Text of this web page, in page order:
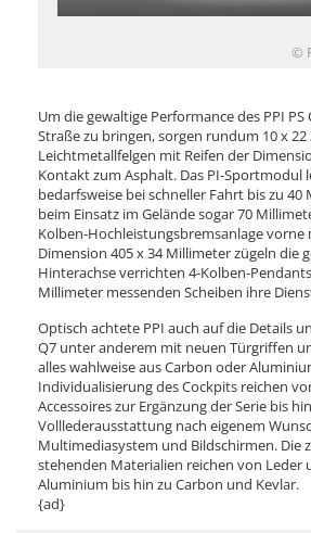
©
Um die gewaltige Performance des PPI PS
Straße zu bringen, sorgen rundum 10 x 22
Leichtmetallfelgen mit Reifen der
Kontakt zum Asphalt. Das PI-Sportmodul
bedarfsweise bei schneller Fahrt bis zu
beim Einsatz im Gelände sogar 70
Kolben-Hochleistungsbremsanlage vorne
Dimension 405 x 34 Millimeter zügeln die
Hinterachse verrichten 4-Kolben-
Millimeter messenden Scheiben ihre
Optisch achtete PPI auch auf die Details
Q7 unter anderem mit neuen Türgriffen
alles wahlweise aus Carbon oder
Individualisierung des Cockpits reichen
Accessoires zur Ergänzung der Serie bis
Volllederausstattung nach eigenem
Multimediasystem und Bildschirmen. Die
stehenden Materialien reichen von Leder
Aluminium bis hin zu Carbon und Kevlar.
{ad}